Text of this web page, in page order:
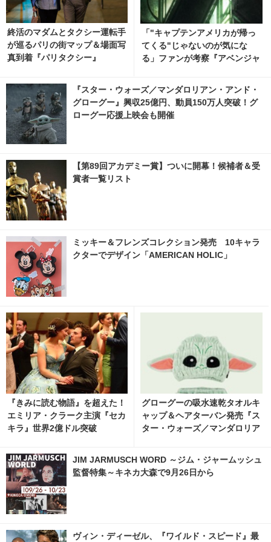
終活のマダムとタクシー運転手
が巡るパリの街マップ＆場面写
真到着『パリタクシー』
「"キャプテンアメリカが帰っ
てくる"じゃないのが気にな
る」ファンが考察『アベンジャ
像
『スター・ウォーズ／マンダロリアン・アンド・
グローグー』興収25億円、動員150万人突破！グ
ローグー応援上映会も開催
【第89回アカデミー賞】ついに開幕！候補者＆受
賞者一覧リスト
ミッキー＆フレンズコレクション発売 10キャラ
クターでデザイン「AMERICAN HOLIC」
『きみに読む物語』を超えた！
エミリア・クラーク主演『セカ
キラ』世界2億ドル突破
グローグーの吸水速乾タオルキ
ャップ＆ヘアターバン発売『ス
ター・ウォーズ／マンダロリア
JIM JARMUSCH WORD ～ジム・ジャームッシュ
監督特集～キネカ大森で9月26日から
ヴィン・ディーゼル、『ワイルド・スピード』最